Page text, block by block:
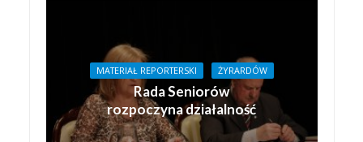
MATERIAŁ REPORTERSKI ŻYRARDÓW
Rada Seniorów
rozpoczyna działalność